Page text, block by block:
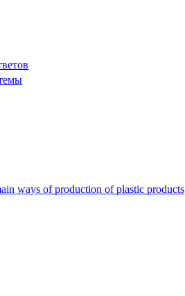
ways of production of plastic products